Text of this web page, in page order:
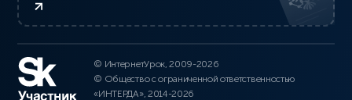
© ИнтернетУрок, 2009-2026
© Общество с ограниченной ответственностью
«ИНТЕРДА», 2014-2026